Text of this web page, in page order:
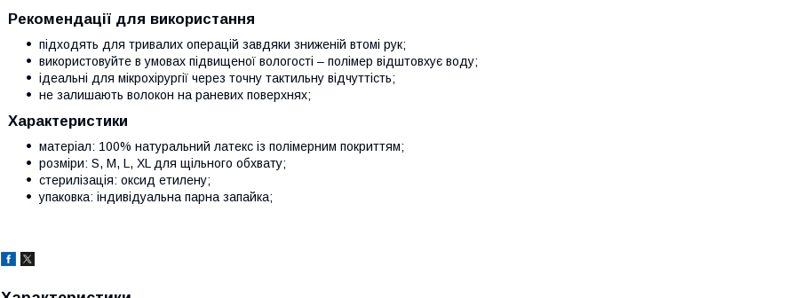
Рекомендації для використання
підходять для тривалих операцій завдяки зниженій втомі рук;
використовуйте в умовах підвищеної вологості – полімер відштовхує воду;
ідеальні для мікрохірургії через точну тактильну відчуттість;
не залишають волокон на раневих поверхнях;
Характеристики
матеріал: 100% натуральний латекс із полімерним покриттям;
розміри: S, M, L, XL для щільного обхвату;
стерилізація: оксид етилену;
упаковка: індивідуальна парна запайка;